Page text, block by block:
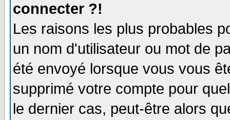
connecter ?!
Les raisons les plus probables
un nom d'utilisateur ou mot de
été envoyé lorsque vous vous
supprimé votre compte pour
le dernier cas, peut-être alors